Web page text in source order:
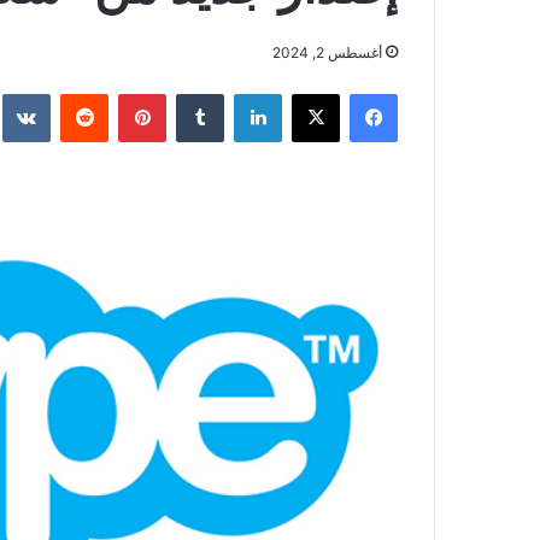
أغسطس 2, 2024
فيسبوك ‫X لينكدإن بينتيريست